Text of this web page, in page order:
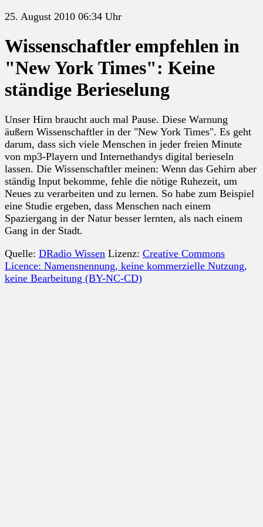
25. August 2010 06:34 Uhr
Wissenschaftler empfehlen in
"New York Times": Keine
ständige Berieselung
Unser Hirn braucht auch mal Pause. Diese Warnung
äußern Wissenschaftler in der "New York Times". Es geht
darum, dass sich viele Menschen in jeder freien Minute
von mp3-Playern und Internethandys digital berieseln
lassen. Die Wissenschaftler meinen: Wenn das Gehirn aber
ständig Input bekomme, fehle die nötige Ruhezeit, um
Neues zu verarbeiten und zu lernen. So habe zum Beispiel
eine Studie ergeben, dass Menschen nach einem
Spaziergang in der Natur besser lernten, als nach einem
Gang in der Stadt.
Quelle: DRadio Wissen Lizenz: Creative Commons
Licence: Namensnennung, keine kommerzielle Nutzung,
keine Bearbeitung (BY-NC-CD)